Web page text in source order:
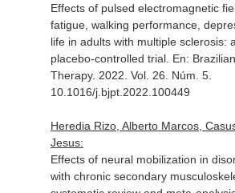
Effects of pulsed electromagnetic
fatigue, walking performance,
life in adults with multiple sclerosis:
placebo-controlled trial. En:
Therapy. 2022. Vol. 26. Núm. 5.
10.1016/j.bjpt.2022.100449
Heredia Rizo, Alberto Marcos,
Jesus:
Effects of neural mobilization in
with chronic secondary